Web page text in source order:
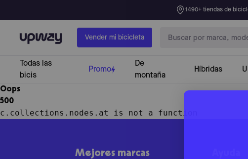
1490+ tiendas de
Upway Vender mi bicicleta
Todas las
bicis
Promo
De
montaña
Híbridas
Oops
500
c.collections.nodes.at is not a function
Mejores marcas